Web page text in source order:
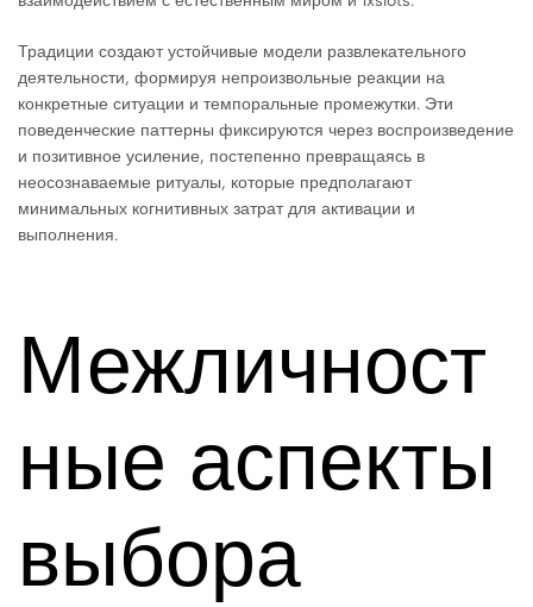
Традиции создают устойчивые модели развлекательного
деятельности, формируя непроизвольные реакции на
конкретные ситуации и темпоральные промежутки. Эти
поведенческие паттерны фиксируются через воспроизведение
и позитивное усиление, постепенно превращаясь в
неосознаваемые ритуалы, которые предполагают
минимальных когнитивных затрат для активации и
выполнения.
Межличност
ные аспекты
выбора